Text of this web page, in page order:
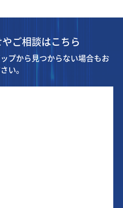
ご相談はこちら
プから見つからない場合もお
い。